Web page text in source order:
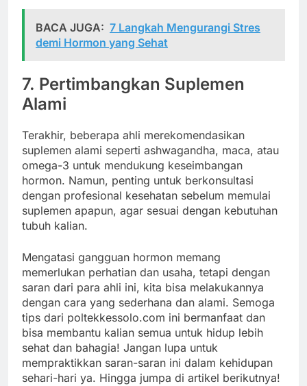
BACA JUGA: 7 Langkah Mengurangi Stres
demi Hormon yang Sehat
7. Pertimbangkan Suplemen
Alami
Terakhir, beberapa ahli merekomendasikan
suplemen alami seperti ashwagandha, maca, atau
omega-3 untuk mendukung keseimbangan
hormon. Namun, penting untuk berkonsultasi
dengan profesional kesehatan sebelum memulai
suplemen apapun, agar sesuai dengan kebutuhan
tubuh kalian.
Mengatasi gangguan hormon memang
memerlukan perhatian dan usaha, tetapi dengan
saran dari para ahli ini, kita bisa melakukannya
dengan cara yang sederhana dan alami. Semoga
tips dari poltekkessolo.com ini bermanfaat dan
bisa membantu kalian semua untuk hidup lebih
sehat dan bahagia! Jangan lupa untuk
mempraktikkan saran-saran ini dalam kehidupan
sehari-hari ya. Hingga jumpa di artikel berikutnya!